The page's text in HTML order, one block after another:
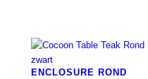
ENCLOSURE ROND